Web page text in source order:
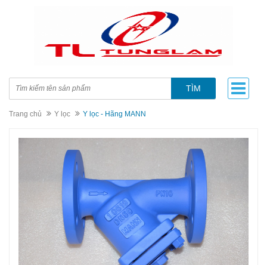
TÌM
Trang chủ Y lọc Y lọc - Hãng MANN